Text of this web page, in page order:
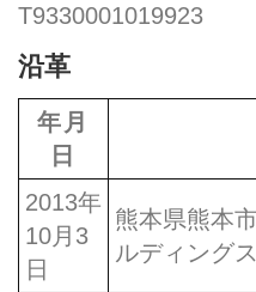
T9330001019923
沿革
年月
日
2013年
10月3
日
熊本県熊本
ルディング